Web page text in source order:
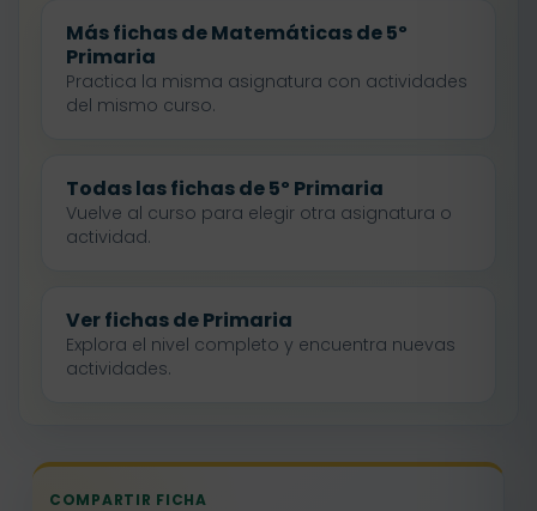
Más fichas de Matemáticas de 5º
Primaria
Practica la misma asignatura con actividades
del mismo curso.
Todas las fichas de 5º Primaria
Vuelve al curso para elegir otra asignatura o
actividad.
Ver fichas de Primaria
Explora el nivel completo y encuentra nuevas
actividades.
COMPARTIR FICHA